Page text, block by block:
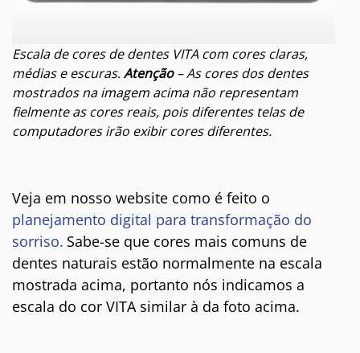
Escala de cores de dentes VITA com cores claras,
médias e escuras.Atenção– As cores dos dentes
mostrados na imagem acima não representam
fielmente as cores reais, pois diferentes telas de
computadores irão exibir cores diferentes.
Veja em nosso website como é feito o
planejamento digital para transformação do
sorriso. Sabe-se que cores mais comuns de
dentes naturais estão normalmente na escala
mostrada acima, portanto nós indicamos a
escala do cor VITA similar à da foto acima.